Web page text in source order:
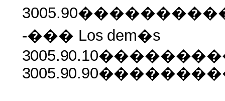
-��� Los dem�s